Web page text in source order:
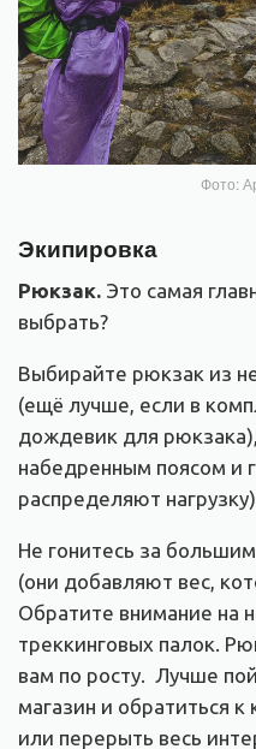
Фото:
Экипировка
Рюкзак. Это самая
выбрать?
Выбирайте рюкзак из
(ещё лучше, если в
дождевик для рюкзака),
набедренным поясом и
распределяют
Не гонитесь за
(они добавляют вес,
Обратите внимание на
треккинговых палок.
вам по росту. Лучше
магазин и обратиться
или перерыть весь